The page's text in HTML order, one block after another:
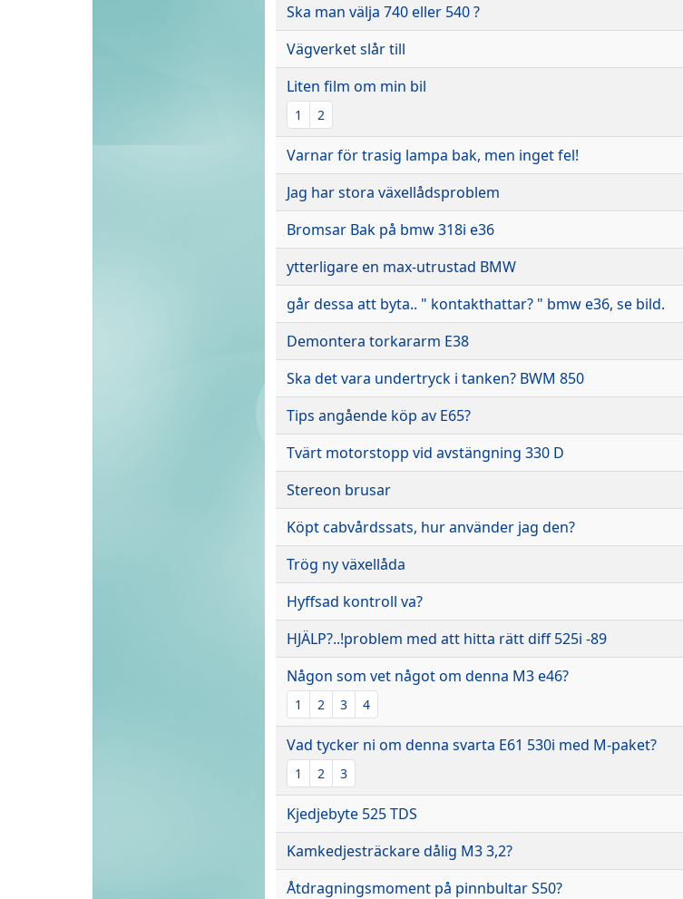
Ska man välja 740 eller 540 ?
Vägverket slår till
Liten film om min bil
1 2
Varnar för trasig lampa bak, men inget fel!
Jag har stora växellådsproblem
Bromsar Bak på bmw 318i e36
ytterligare en max-utrustad BMW
går dessa att byta.. " kontakthattar? " bmw e36, se bild.
Demontera torkararm E38
Ska det vara undertryck i tanken? BWM 850
Tips angående köp av E65?
Tvärt motorstopp vid avstängning 330 D
Stereon brusar
Köpt cabvårdssats, hur använder jag den?
Trög ny växellåda
Hyffsad kontroll va?
HJÄLP?..!problem med att hitta rätt diff 525i -89
Någon som vet något om denna M3 e46?
1 2 3 4
Vad tycker ni om denna svarta E61 530i med M-paket?
1 2 3
Kjedjebyte 525 TDS
Kamkedjesträckare dålig M3 3,2?
Åtdragningsmoment på pinnbultar S50?